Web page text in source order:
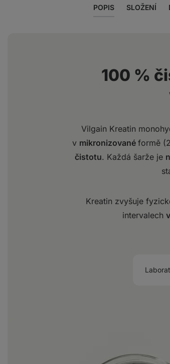
POPIS SLOŽENÍ
100 %
Vilgain Kreatin
v mikronizované formě
čistotu. Každá šarže je
Kreatin zvyšuje
intervalech